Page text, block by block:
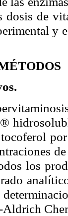
dosis de
y
®
tocoferol
los
Aldrich